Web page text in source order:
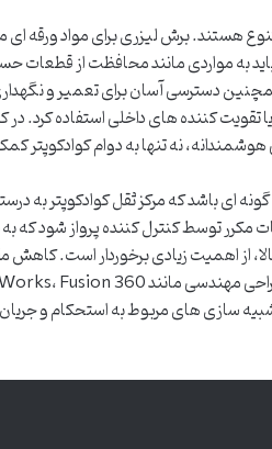
برش لیزری برای مواد ورقه ای
به مواردی مانند محافظت از قطعات
دسترسی آسان برای تعمیر و
کننده های داخلی استفاده کرد.
نه تنها به دوام کوادکوپتر
گونه ای باشد که مرکز ثقل کوادکوپتر به
مکرر توسط کنترل کننده پرواز شود
از اهمیت زیادی برخوردار است.
سازی های مربوط به استحکام و جریان